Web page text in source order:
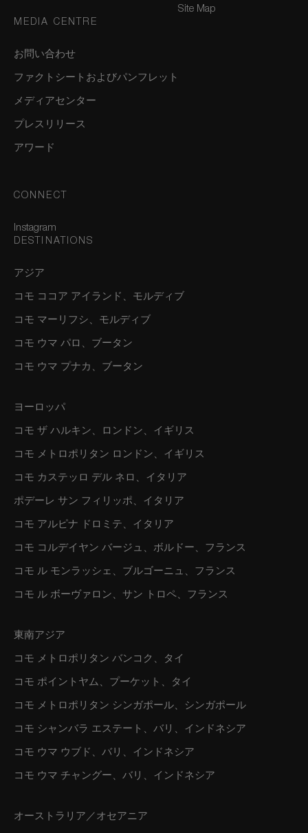
Site Map
MEDIA CENTRE
お問い合わせ
ファクトシートおよびパンフレット
メディアセンター
プレスリリース
アワード
CONNECT
Instagram
DESTINATIONS
アジア
コモ ココア アイランド、モルディブ
コモ マーリフシ、モルディブ
コモ ウマ パロ、ブータン
コモ ウマ プナカ、ブータン
ヨーロッパ
コモ ザ ハルキン、ロンドン、イギリス
コモ メトロポリタン ロンドン、イギリス
コモ カステッロ デル ネロ、イタリア
ポデーレ サン フィリッポ、イタリア
コモ アルピナ ドロミテ、イタリア
コモ コルデイヤン バージュ、ボルドー、フランス
コモ ル モンラッシェ、ブルゴーニュ、フランス
コモ ル ボーヴァロン、サン トロペ、フランス
東南アジア
コモ メトロポリタン バンコク、タイ
コモ ポイントヤム、プーケット、タイ
コモ メトロポリタン シンガポール、シンガポール
コモ シャンバラ エステート、バリ、インドネシア
コモ ウマ ウブド、バリ、インドネシア
コモ ウマ チャングー、バリ、インドネシア
オーストラリア／オセアニア